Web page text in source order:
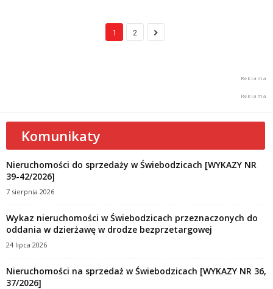
1 2
Komunikaty
Nieruchomości do sprzedaży w Świebodzicach [WYKAZY NR
39-42/2026]
7 sierpnia 2026
Wykaz nieruchomości w Świebodzicach przeznaczonych do
oddania w dzierżawę w drodze bezprzetargowej
24 lipca 2026
Nieruchomości na sprzedaż w Świebodzicach [WYKAZY NR 36,
37/2026]